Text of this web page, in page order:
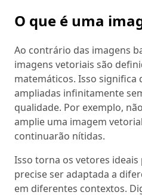
O que é uma
Ao contrário das imagens
imagens vetoriais são
matemáticos. Isso significa
ampliadas infinitamente
qualidade. Por exemplo,
amplie uma imagem
continuarão nítidas.
Isso torna os vetores
precise ser adaptada a
em diferentes contextos.